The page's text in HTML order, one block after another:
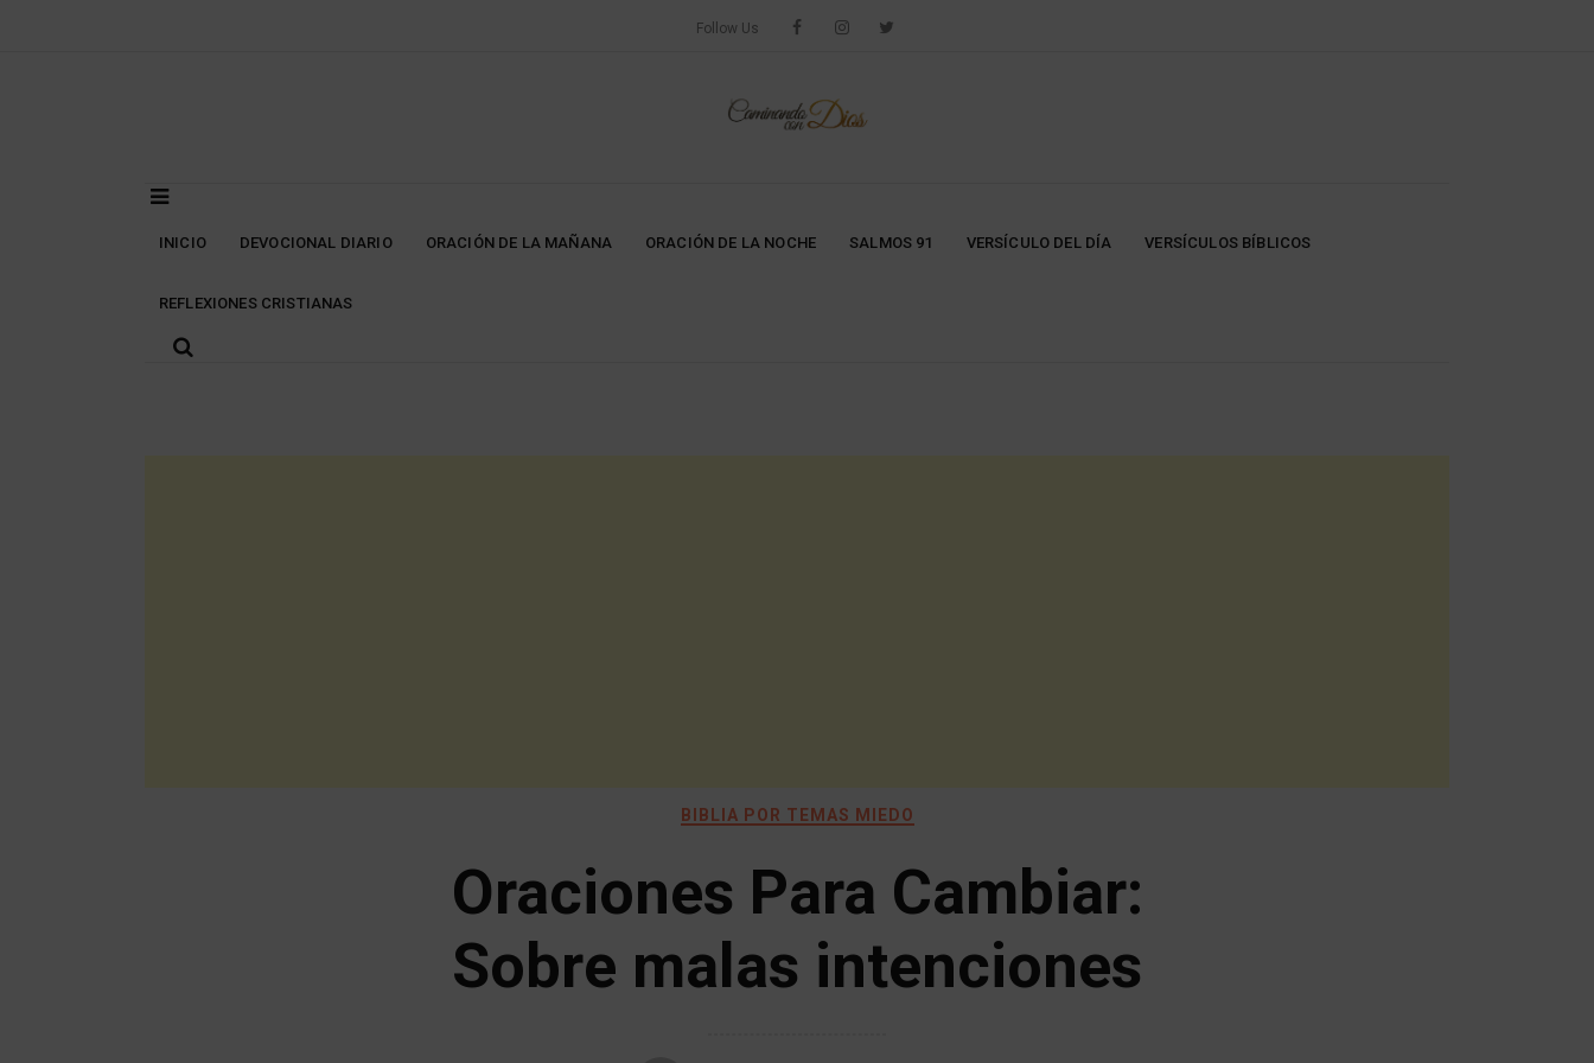
Follow Us
INICIO DEVOCIONAL DIARIO ORACIÓN DE LA MAÑANA ORACIÓN DE LA NOCHE SALMOS 91 VERSÍCULO DEL DÍA VERSÍCULOS BÍBLICOS
REFLEXIONES CRISTIANAS
BIBLIA POR TEMAS MIEDO
Oraciones Para Cambiar:
Sobre malas intenciones